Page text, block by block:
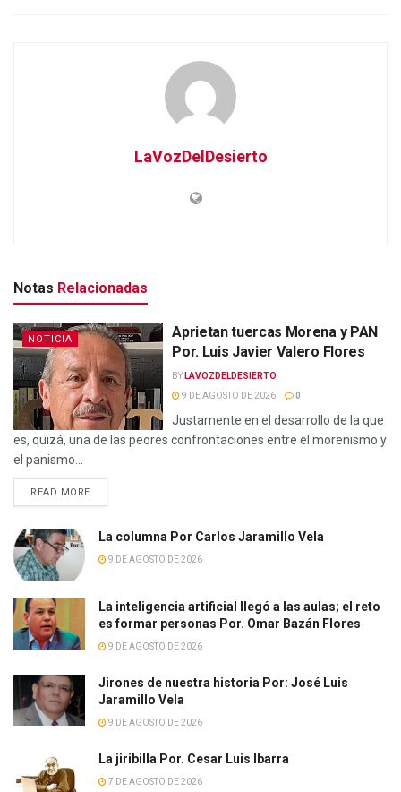
LaVozDelDesierto
Notas Relacionadas
NOTICIA
Aprietan tuercas Morena y PAN
Por. Luis Javier Valero Flores
BY LAVOZDELDESIERTO
9 DE AGOSTO DE 2026
0
Justamente en el desarrollo de la que
es, quizá, una de las peores confrontaciones entre el morenismo y
el panismo...
READ MORE
La columna Por Carlos Jaramillo Vela
9 DE AGOSTO DE 2026
La inteligencia artificial llegó a las aulas; el reto
es formar personas Por. Omar Bazán Flores
9 DE AGOSTO DE 2026
Jirones de nuestra historia Por: José Luis
Jaramillo Vela
9 DE AGOSTO DE 2026
La jiribilla Por. Cesar Luis Ibarra
7 DE AGOSTO DE 2026